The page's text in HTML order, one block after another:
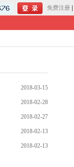
免费注册
2018-03-15
2018-02-28
2018-02-27
2018-02-13
2018-02-13